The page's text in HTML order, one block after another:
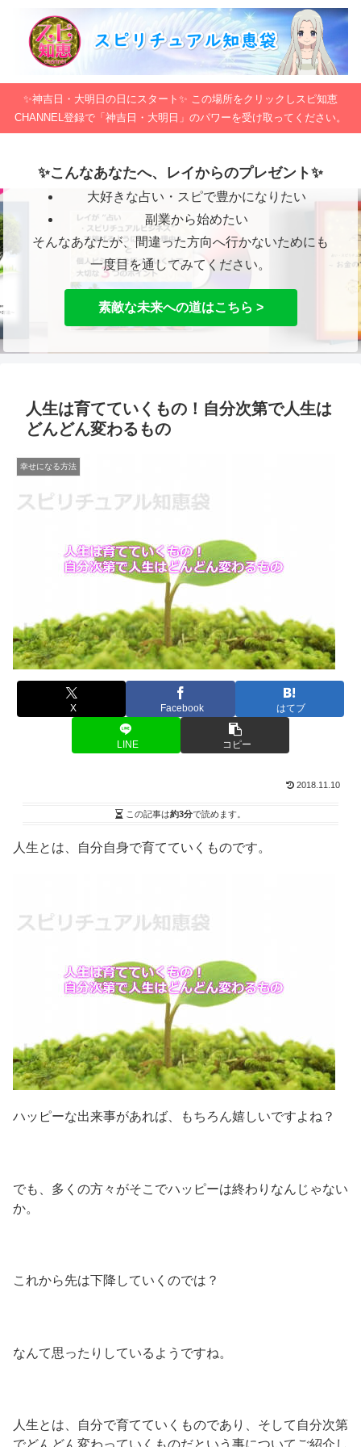
✨神吉日・大明日の日にスタート✨ この場所をクリックしスピ知恵
CHANNEL登録で「神吉日・大明日」のパワーを受け取ってください。
✨こんなあなたへ、レイからのプレゼント✨
大好きな占い・スピで豊かになりたい
副業から始めたい
そんなあなたが、間違った方向へ行かないためにも
一度目を通してみてください。
素敵な未来への道はこちら >
人生は育てていくもの！自分次第で人生は
どんどん変わるもの
幸せになる方法
X Facebook はてブ
LINE コピー
2018.11.10
この記事は約3分で読めます。
人生とは、自分自身で育てていくものです。
ハッピーな出来事があれば、もちろん嬉しいですよね？
でも、多くの方々がそこでハッピーは終わりなんじゃない
か。
これから先は下降していくのでは？
なんて思ったりしているようですね。
人生とは、自分で育てていくものであり、そして自分次第